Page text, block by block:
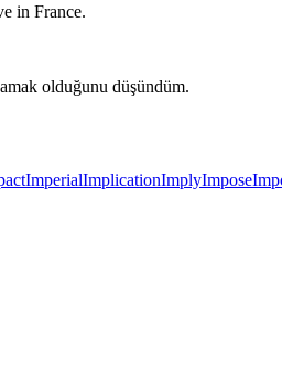
in France.
olduğunu düşündüm.
ImperialImplicationImplyImpose